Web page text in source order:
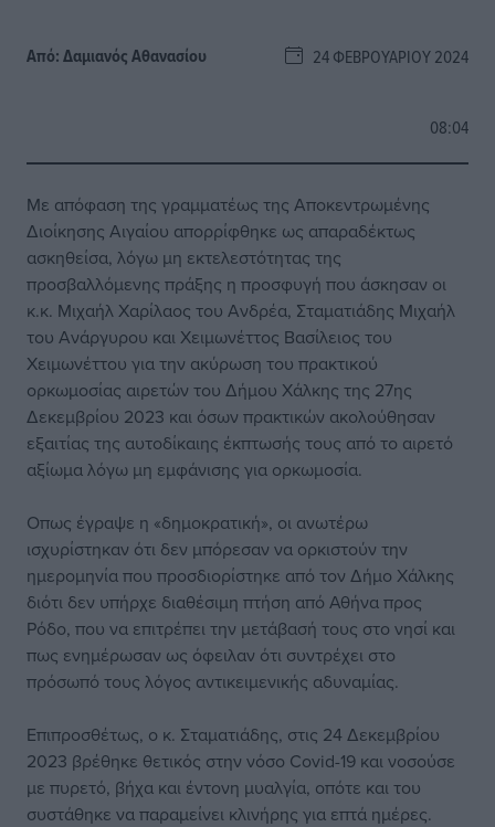
Από:Δαμιανός Αθανασίου 24 ΦΕΒΡΟΥΑΡΊΟΥ 2024
08:04
Με απόφαση της γραμματέως της Αποκεντρωμένης
Διοίκησης Αιγαίου απορρίφθηκε ως απαραδέκτως
ασκηθείσα, λόγω μη εκτελεστότητας της
προσβαλλόμενης πράξης η προσφυγή που άσκησαν οι
κ.κ. Μιχαήλ Χαρίλαος του Ανδρέα, Σταματιάδης Μιχαήλ
του Ανάργυρου και Χειμωνέττος Βασίλειος του
Χειμωνέττου για την ακύρωση του πρακτικού
ορκωμοσίας αιρετών του Δήμου Χάλκης της 27ης
Δεκεμβρίου 2023 και όσων πρακτικών ακολούθησαν
εξαιτίας της αυτοδίκαιης έκπτωσής τους από το αιρετό
αξίωμα λόγω μη εμφάνισης για ορκωμοσία.
Οπως έγραψε η «δημοκρατική», οι ανωτέρω
ισχυρίστηκαν ότι δεν μπόρεσαν να ορκιστούν την
ημερομηνία που προσδιορίστηκε από τον Δήμο Χάλκης
διότι δεν υπήρχε διαθέσιμη πτήση από Αθήνα προς
Ρόδο, που να επιτρέπει την μετάβασή τους στο νησί και
πως ενημέρωσαν ως όφειλαν ότι συντρέχει στο
πρόσωπό τους λόγος αντικειμενικής αδυναμίας.
Επιπροσθέτως, ο κ. Σταματιάδης, στις 24 Δεκεμβρίου
2023 βρέθηκε θετικός στην νόσο Covid-19 και νοσούσε
με πυρετό, βήχα και έντονη μυαλγία, οπότε και του
συστάθηκε να παραμείνει κλινήρης για επτά ημέρες.